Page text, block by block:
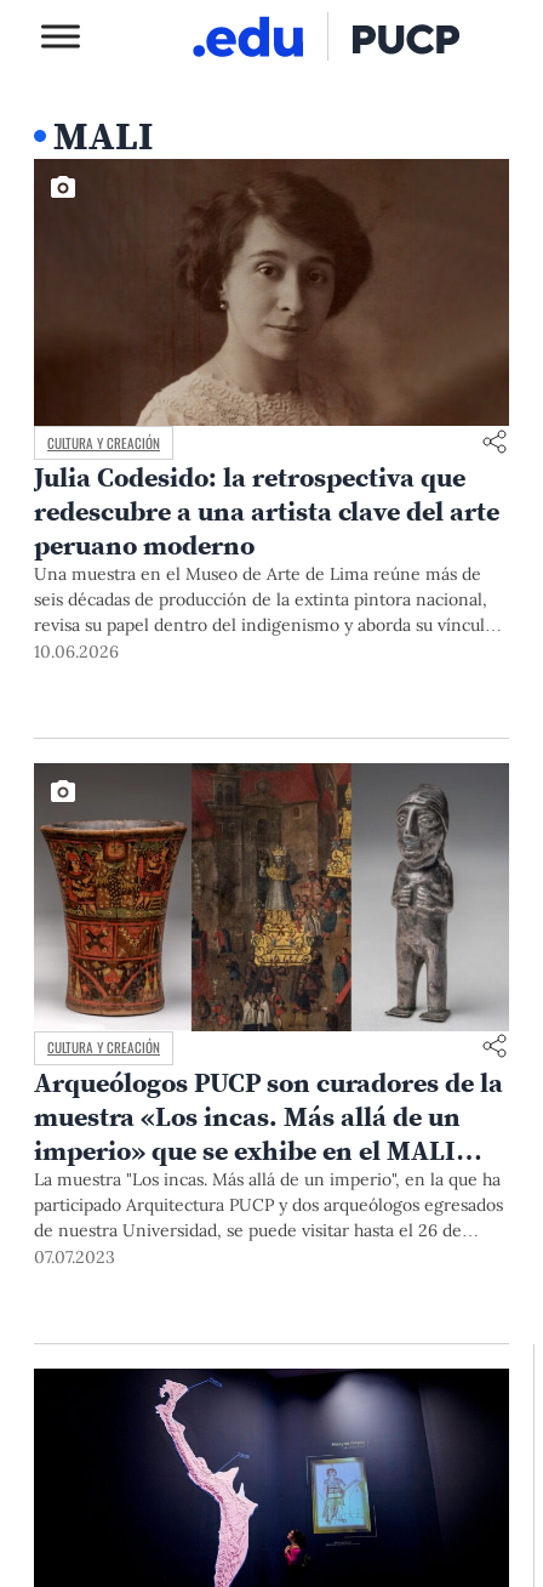
MALI
CULTURA Y CREACIÓN
Julia Codesido: la retrospectiva que
redescubre a una artista clave del arte
peruano moderno
Una muestra en el Museo de Arte de Lima reúne más de
seis décadas de producción de la extinta pintora nacional,
revisa su papel dentro del indigenismo y aborda su vínculo
con las vanguardias internacionales. La exposición cuenta
10.06.2026
CULTURA Y CREACIÓN
Arqueólogos PUCP son curadores de la
muestra «Los incas. Más allá de un
imperio» que se exhibe en el MALI
hasta el 26 de noviembre
La muestra "Los incas. Más allá de un imperio", en la que ha
participado Arquitectura PUCP y dos arqueólogos egresados
de nuestra Universidad, se puede visitar hasta el 26 de
noviembre. ¡No te la pierdas!
07.07.2023